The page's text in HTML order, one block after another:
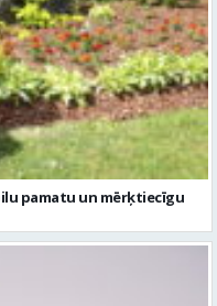
pamatu un mērķtiecīgu